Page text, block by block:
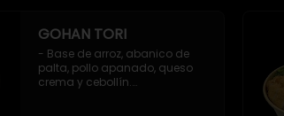
GOHAN TORI
- Base de arroz, abanico de
palta, pollo apanado, queso
crema y cebollín.